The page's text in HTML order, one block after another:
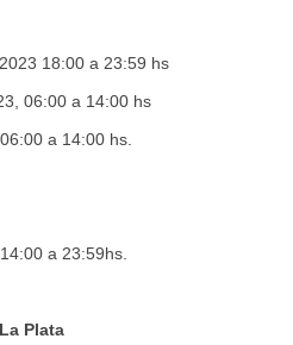
18:00 a 23:59 hs
06:00 a 14:00 hs
a 14:00 hs.
a 23:59hs.
Plata